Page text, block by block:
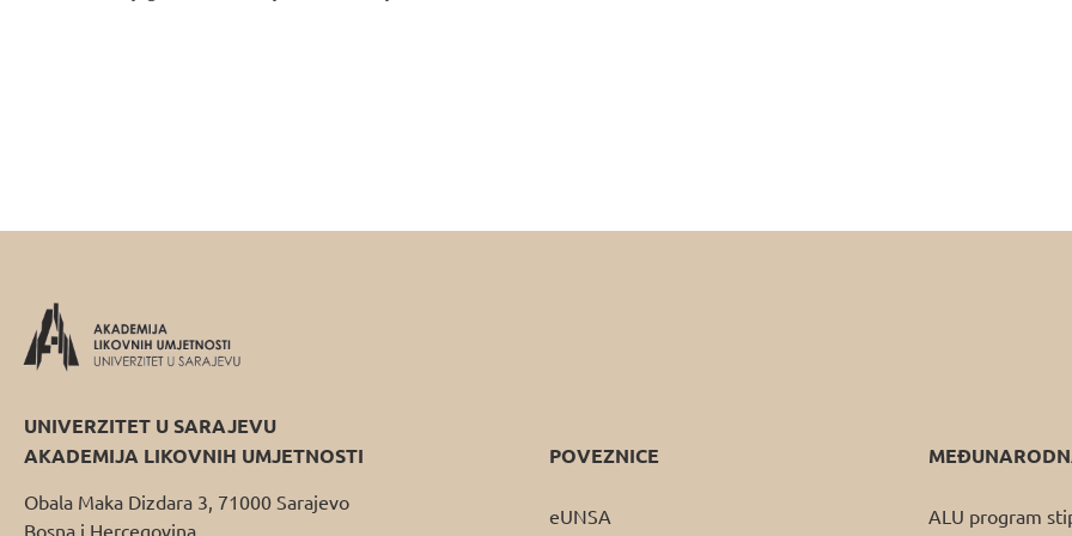
UNIVERZITET U SARAJEVU
AKADEMIJA LIKOVNIH UMJETNOSTI
Obala Maka Dizdara 3, 71000 Sarajevo
Bosna i Hercegovina
POVEZNICE
eUNSA
ALU program